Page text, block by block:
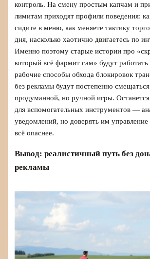
контроль. На смену простым капчам и
лимитам приходят профили поведения:
сидите в меню, как меняете тактику
дня, насколько хаотично двигаетесь по
Именно поэтому старые истории про
который всё фармит сам» будут работать
рабочие способы обхода блокировок
без рекламы будут постепенно
продуманной, но ручной игры. Останется
для вспомогательных инструментов —
уведомлений, но доверять им управление
всё опаснее.
Вывод: реалистичный путь без
рекламы